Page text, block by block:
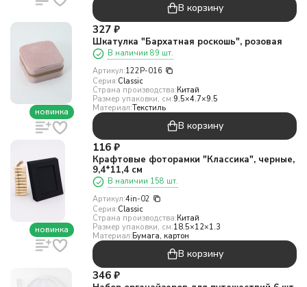
В корзину
новинка
327 ₽
Шкатулка "Бархатная роскошь", розовая
В наличии 89 шт.
Артикул:122P-016
Серия:Classic
Страна производства:Китай
Размер упаковки, см:9.5×4.7×9.5
Материал:Текстиль
В корзину
новинка
116 ₽
Крафтовые фоторамки "Классика", черные,
9,4*11,4 см
В наличии 158 шт.
Артикул:4in-02
Серия:Classic
Страна производства:Китай
Размер упаковки, см:18.5×12×1.3
Материал:Бумага, картон
В корзину
346 ₽